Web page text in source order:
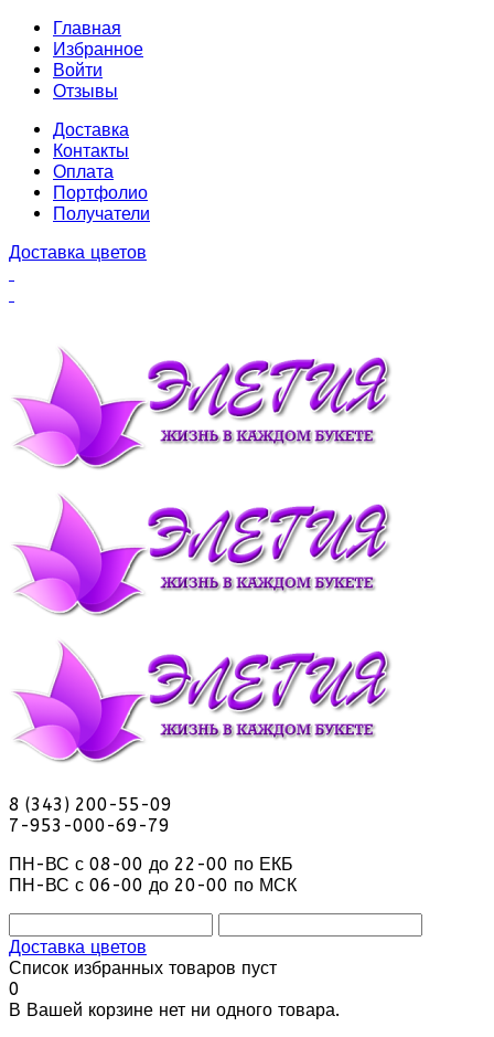
Главная
Избранное
Войти
Отзывы
Доставка
Контакты
Оплата
Портфолио
Получатели
Доставка цветов
8 (343) 200-55-09
7-953-000-69-79
ПН-ВС с 08-00 до 22-00 по ЕКБ
ПН-ВС с 06-00 до 20-00 по МСК
Доставка цветов
Список избранных товаров пуст
0
В Вашей корзине нет ни одного товара.